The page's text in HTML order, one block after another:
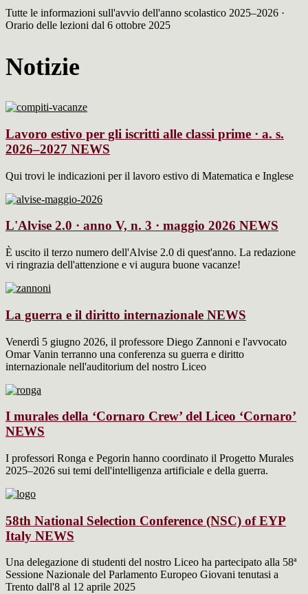
Tutte le informazioni sull'avvio dell'anno scolastico 2025–2026 ·
Orario delle lezioni dal 6 ottobre 2025
Notizie
Lavoro estivo per gli iscritti alle classi prime · a. s.
2026–2027 NEWS
Qui trovi le indicazioni per il lavoro estivo di Matematica e Inglese
L'Alvise 2.0 · anno V, n. 3 · maggio 2026 NEWS
È uscito il terzo numero dell'Alvise 2.0 di quest'anno. La redazione
vi ringrazia dell'attenzione e vi augura buone vacanze!
La guerra e il diritto internazionale NEWS
Venerdì 5 giugno 2026, il professore Diego Zannoni e l'avvocato
Omar Vanin terranno una conferenza su guerra e diritto
internazionale nell'auditorium del nostro Liceo
I murales della ‘Cornaro Crew’ del Liceo ‘Cornaro’
NEWS
I professori Ronga e Pegorin hanno coordinato il Progetto Murales
2025–2026 sui temi dell'intelligenza artificiale e della guerra.
58th National Selection Conference (NSC) of EYP
Italy NEWS
Una delegazione di studenti del nostro Liceo ha partecipato alla 58ª
Sessione Nazionale del Parlamento Europeo Giovani tenutasi a
Trento dall'8 al 12 aprile 2025